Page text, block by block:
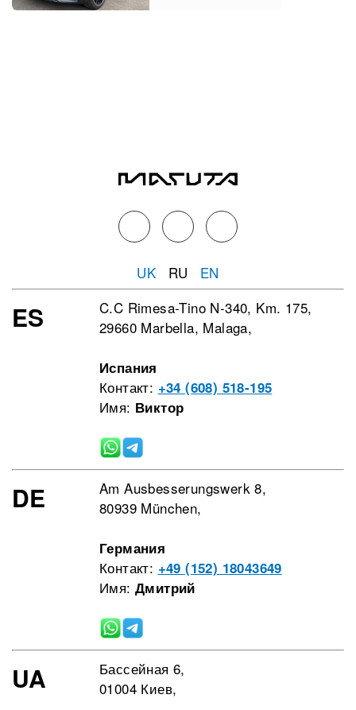
UK RU EN
ES
C.C Rimesa-Tino N-340, Km. 175,
29660 Marbella, Malaga,
Испания
Контакт: +34 (608) 518-195
Имя: Виктор
DE
Am Ausbesserungswerk 8,
80939 München,
Германия
Контакт: +49 (152) 18043649
Имя: Дмитрий
UA
Бассейная 6,
01004 Киев,